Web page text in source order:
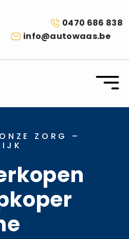
0470 686 838
info@autowaas.be
ZORG –